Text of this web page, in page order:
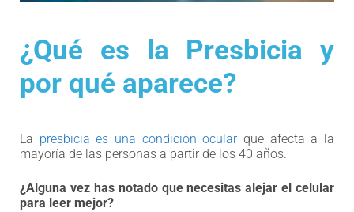
¿Qué es la Presbicia y
por qué aparece?
La presbicia es una condición ocularque afecta a la
mayoría de las personas a partir de los 40 años.
¿Alguna vez has notado que necesitas alejar el celular
para leer mejor?